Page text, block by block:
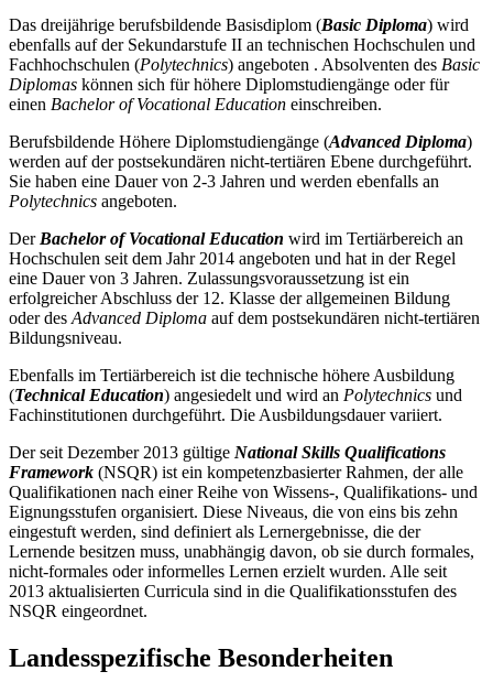
Das dreijährige berufsbildende Basisdiplom (Basic Diploma) wird
ebenfalls auf der Sekundarstufe II an technischen Hochschulen und
Fachhochschulen (Polytechnics) angeboten . Absolventen des Basic
Diplomas können sich für höhere Diplomstudiengänge oder für
einen Bachelor of Vocational Education einschreiben.
Berufsbildende Höhere Diplomstudiengänge (Advanced Diploma)
werden auf der postsekundären nicht-tertiären Ebene durchgeführt.
Sie haben eine Dauer von 2-3 Jahren und werden ebenfalls an
Polytechnics angeboten.
Der Bachelor of Vocational Education wird im Tertiärbereich an
Hochschulen seit dem Jahr 2014 angeboten und hat in der Regel
eine Dauer von 3 Jahren. Zulassungsvoraussetzung ist ein
erfolgreicher Abschluss der 12. Klasse der allgemeinen Bildung
oder des Advanced Diploma auf dem postsekundären nicht-tertiären
Bildungsniveau.
Ebenfalls im Tertiärbereich ist die technische höhere Ausbildung
(Technical Education) angesiedelt und wird an Polytechnics und
Fachinstitutionen durchgeführt. Die Ausbildungsdauer variiert.
Der seit Dezember 2013 gültige National Skills Qualifications
Framework (NSQR) ist ein kompetenzbasierter Rahmen, der alle
Qualifikationen nach einer Reihe von Wissens-, Qualifikations- und
Eignungsstufen organisiert. Diese Niveaus, die von eins bis zehn
eingestuft werden, sind definiert als Lernergebnisse, die der
Lernende besitzen muss, unabhängig davon, ob sie durch formales,
nicht-formales oder informelles Lernen erzielt wurden. Alle seit
2013 aktualisierten Curricula sind in die Qualifikationsstufen des
NSQR eingeordnet.
Landesspezifische Besonderheiten